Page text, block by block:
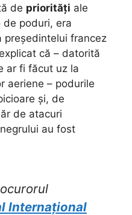
de priorități ale
de poduri, era
președintelui francez
că – datorită
ar fi făcut uz la
aeriene – podurile
și, de
de atacuri
au fost
Internațional